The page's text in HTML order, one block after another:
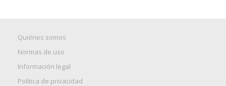
Quiénes somos
Normas de uso
Información legal
Política de privacidad